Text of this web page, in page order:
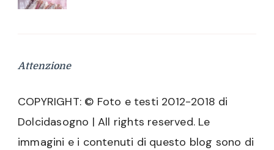
Attenzione
COPYRIGHT: © Foto e testi 2012-2018 di
Dolcidasogno | All rights reserved. Le
immagini e i contenuti di questo blog sono di